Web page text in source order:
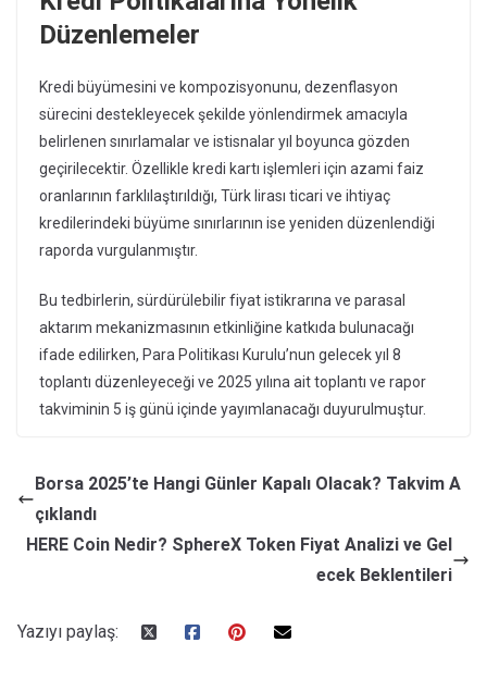
Düzenlemeler
Kredi büyümesini ve kompozisyonunu, dezenflasyon
sürecini destekleyecek şekilde yönlendirmek amacıyla
belirlenen sınırlamalar ve istisnalar yıl boyunca gözden
geçirilecektir. Özellikle kredi kartı işlemleri için azami faiz
oranlarının farklılaştırıldığı, Türk lirası ticari ve ihtiyaç
kredilerindeki büyüme sınırlarının ise yeniden düzenlendiği
raporda vurgulanmıştır.
Bu tedbirlerin, sürdürülebilir fiyat istikrarına ve parasal
aktarım mekanizmasının etkinliğine katkıda bulunacağı
ifade edilirken, Para Politikası Kurulu’nun gelecek yıl 8
toplantı düzenleyeceği ve 2025 yılına ait toplantı ve rapor
takviminin 5 iş günü içinde yayımlanacağı duyurulmuştur.
Borsa 2025’te Hangi Günler Kapalı Olacak? Takvim A
çıklandı
HERE Coin Nedir? SphereX Token Fiyat Analizi ve Gel
ecek Beklentileri
Yazıyı paylaş: